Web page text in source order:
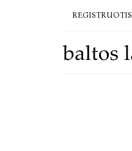
REGISTRUOTIS